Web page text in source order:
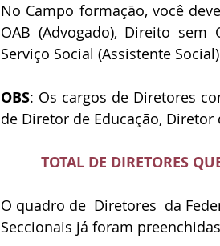
No Campo formação, você
OAB (Advogado), Direito sem
Serviço Social (Assistente
OBS: Os cargos de Diretores
de Diretor de Educação, Diretor
TOTAL DE DIRETORES
O quadro de  Diretores  da
Seccionais já foram